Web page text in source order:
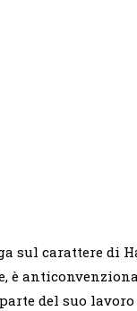
sul carattere di
è
del suo